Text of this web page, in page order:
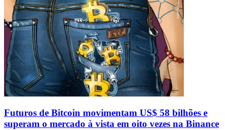
Futuros de Bitcoin movimentam US$ 58 bilhões e
superam o mercado à vista em oito vezes na Binance